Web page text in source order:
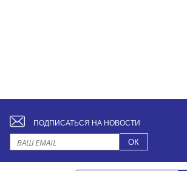
ПОДПИСАТЬСЯ НА НОВОСТИ